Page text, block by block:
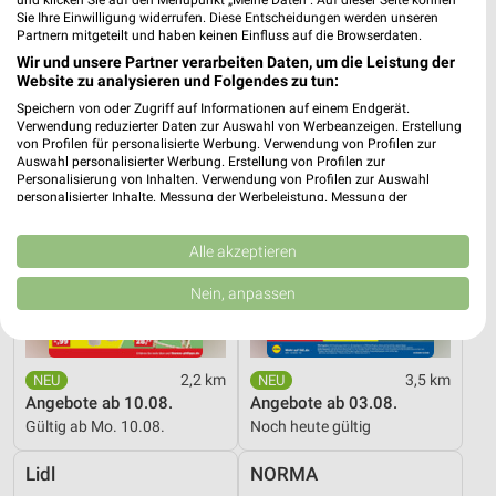
17 Prospekte
Thomas Philipps
2,2 km
Angebote ab 10.08.
Gültig ab Mo. 10.08.
3,5 km
Angebote ab 03.08.
Noch heute gültig
Lidl NORMA
Sie Ihre Einwilligung widerrufen. Diese Entscheidungen werden unseren
Partnern mitgeteilt und haben keinen Einfluss auf die Browserdaten.
Wir und unsere Partner verarbeiten Daten, um die Leistung der
Website zu analysieren und Folgendes zu tun:
Speichern von oder Zugriff auf Informationen auf einem Endgerät.
Verwendung reduzierter Daten zur Auswahl von Werbeanzeigen. Erstellung
von Profilen für personalisierte Werbung. Verwendung von Profilen zur
Auswahl personalisierter Werbung. Erstellung von Profilen zur
Personalisierung von Inhalten. Verwendung von Profilen zur Auswahl
personalisierter Inhalte. Messung der Werbeleistung. Messung der
Kombinationen von Daten aus verschiedenen Quellen. Entwicklung und
Verbesserung der Angebote. Verwendung reduzierter Daten zur Auswahl
von Inhalten.
Daten können außerhalb der Europäischen Union weitergegeben und in die
USA gesendet werden.
Website/App.
Partnerliste anzeigen (1 IAB-Anbieter)
Wir nutzen Ihre Daten für folgende Zwecke:
IAB-Verarbeitungszwecke:
Speichern von oder Zugriff auf Informationen
auf einem Endgerät
Alle akzeptieren
Nein, anpassen